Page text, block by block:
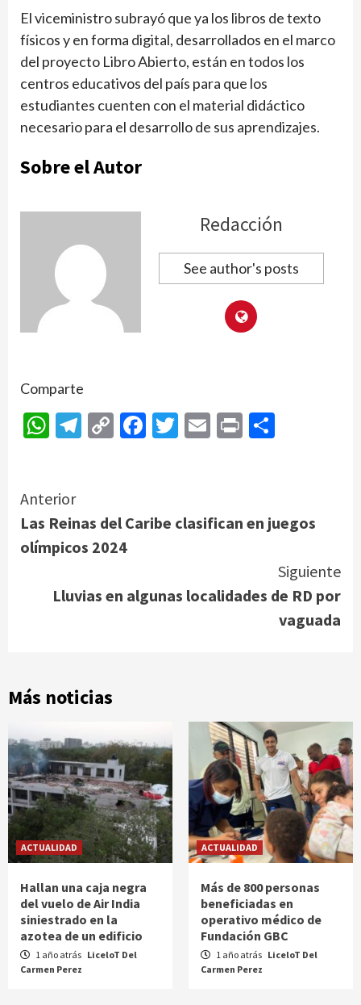
El viceministro subrayó que ya los libros de texto
físicos y en forma digital, desarrollados en el marco
del proyecto Libro Abierto, están en todos los
centros educativos del país para que los
estudiantes cuenten con el material didáctico
necesario para el desarrollo de sus aprendizajes.
Sobre el Autor
Redacción
See author's posts
Comparte
WhatsApp
Telegram
CopyFacebook
Twitter
Email
Print
Continue
Reading
Anterior
Las Reinas del Caribe clasifican en juegos
olímpicos 2024
Siguiente
Lluvias en algunas localidades de RD por
vaguada
Más noticias
ACTUALIDAD
Hallan una caja negra
del vuelo de Air India
siniestrado en la
azotea de un edificio
1 año atrás LiceloT Del
Carmen Perez
ACTUALIDAD
Más de 800 personas
beneficiadas en
operativo médico de
Fundación GBC
1 año atrás LiceloT Del
Carmen Perez